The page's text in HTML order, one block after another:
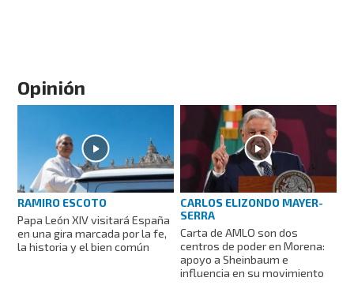
Opinión
RAMIRO ESCOTO
Papa León XIV visitará España
en una gira marcada por la fe,
la historia y el bien común
CARLOS ELIZONDO MAYER-
SERRA
Carta de AMLO son dos
centros de poder en Morena:
apoyo a Sheinbaum e
influencia en su movimiento